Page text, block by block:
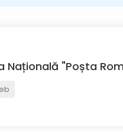
Națională "Poșta